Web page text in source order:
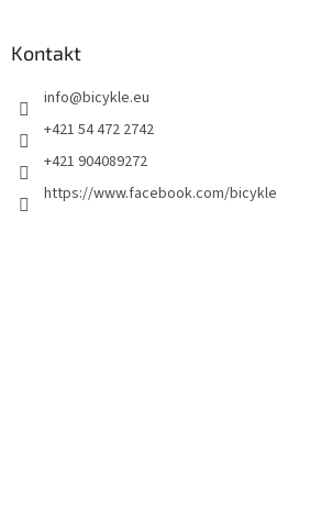
Kontakt
info@bicykle.eu
+421 54 472 2742
+421 904089272
https://www.facebook.com/bicykle